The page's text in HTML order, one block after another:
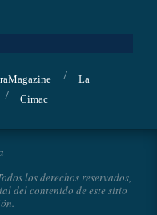
La
Cimac
los derechos reservados,
del contenido de este sitio